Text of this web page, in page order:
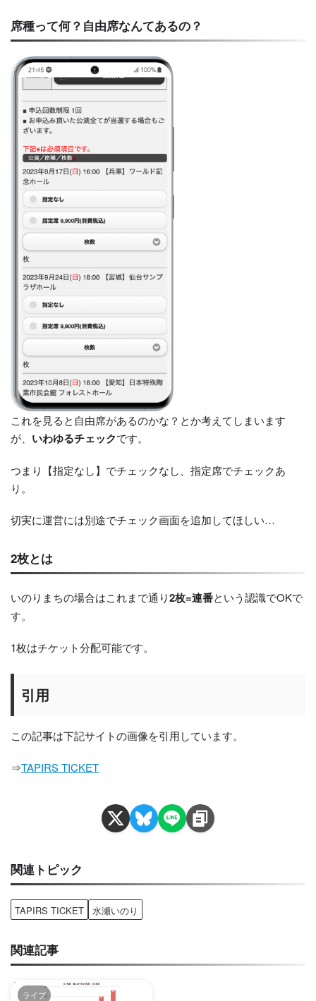
席種って何？自由席なんてあるの？
これを見ると自由席があるのかな？とか考えてしまいます
が、 いわゆるチェックです。
つまり【指定なし】でチェックなし、指定席でチェックあ
り。
切実に運営には別途でチェック画面を追加してほしい…
2枚とは
いのりまちの場合はこれまで通り2枚=連番という認識でOKで
す。
1枚はチケット分配可能です。
引用
この記事は下記サイトの画像を引用しています。
⇒TAPIRS TICKET
関連トピック
TAPIRS TICKET 水瀬いのり
関連記事
ライブ